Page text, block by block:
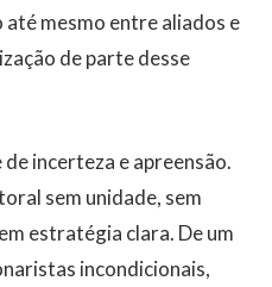
mesmo entre aliados e
de parte desse
incerteza e apreensão.
sem unidade, sem
estratégia clara. De um
incondicionais,